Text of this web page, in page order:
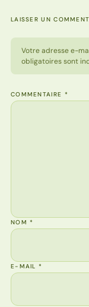
LAISSER UN
Votre adresse e-
obligatoires sont
COMMENTAIRE *
NOM*
E-MAIL*